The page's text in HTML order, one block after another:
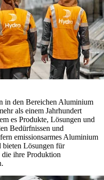
in den Bereichen Aluminium
als einem Jahrhundert
es Produkte, Lösungen und
Bedürfnissen und
emissionsarmes Aluminium
bieten Lösungen für
die ihre Produktion